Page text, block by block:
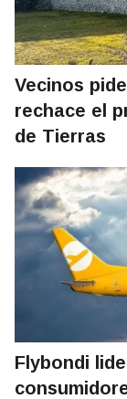
Vecinos
rechace el
de Tierras
Flybondi